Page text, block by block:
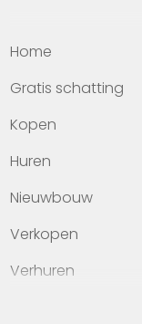
Home
Gratis schatting
Kopen
Huren
Nieuwbouw
Verkopen
Verhuren